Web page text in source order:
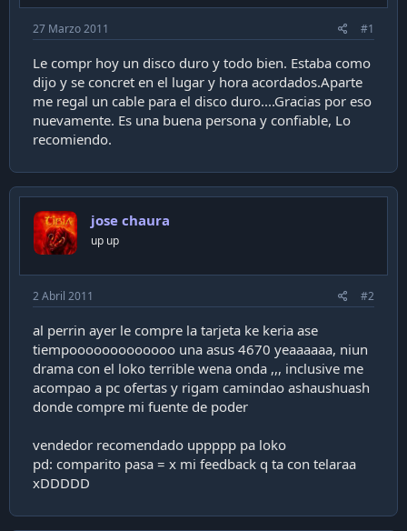
l
t
e
m
a
p
u
b
l
c
a
c
i
n
27 Marzo 2011 #1
Le compr hoy un disco duro y todo bien. Estaba como
dijo y se concret en el lugar y hora acordados.Aparte
me regal un cable para el disco duro....Gracias por eso
nuevamente. Es una buena persona y confiable, Lo
recomiendo.
jose chaura
up up
2 Abril 2011 #2
al perrin ayer le compre la tarjeta ke keria ase
tiempooooooooooooo una asus 4670 yeaaaaaa, niun
drama con el loko terrible wena onda ,,, inclusive me
acompao a pc ofertas y rigam camindao ashaushuash
donde compre mi fuente de poder
vendedor recomendado uppppp pa loko
pd: comparito pasa = x mi feedback q ta con telaraa
xDDDDD